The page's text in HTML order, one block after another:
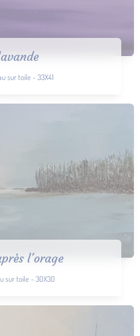
sur toile - 33X41
l'orage
sur toile - 30X30